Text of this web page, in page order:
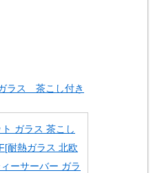
ラス 茶こし付き
ガラス 茶こし
耐熱ガラス 北欧
ーサーバー ガラ